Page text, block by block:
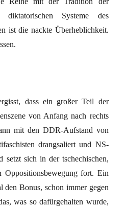
Systeme des
ist die nackte Überheblichkeit.
dass ein großer Teil der
von Anfang nach rechts
mit den DDR-Aufstand von
drangsaliert und NS-
setzt sich in der tschechischen,
Oppositionsbewegung fort. Ein
den Bonus, schon immer gegen
was so dafürgehalten wurde,